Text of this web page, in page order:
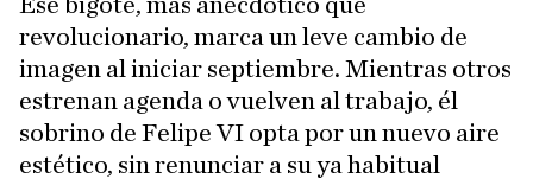
revolucionario, marca un leve cambio de
imagen al iniciar septiembre. Mientras otros
estrenan agenda o vuelven al trabajo, él
sobrino de Felipe VI opta por un nuevo aire
estético, sin renunciar a su ya habitual